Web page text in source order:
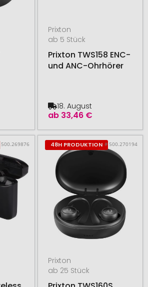
Prixton
ab 5 Stück
Prixton TWS158 ENC-
und ANC-Ohrhörer
ab 33,46 €
18. August
48H PRODUKTION # 500.270194
Prixton
ab 25 Stück